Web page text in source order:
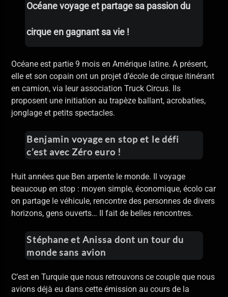
Océane voyage et partage sa passion du
cirque en gagnant sa vie !
Océane est partie 9 mois en Amérique latine. A présent,
elle et son copain ont un projet d’école de cirque itinérant
en camion, via leur association Truck Circus. Ils
proposent une initiation au trapèze ballant, acrobaties,
jonglage et petits spectacles.
Benjamin voyage en stop et le défi
c’est avec Zéro euro !
Huit années que Ben arpente le monde. Il voyage
beaucoup en stop : moyen simple, économique, écolo car
on partage le véhicule, rencontre des personnes de divers
horizons, gens ouverts… Il fait de belles rencontres.
Stéphane et Anissa dont un tour du
monde sans avion
C’est en Turquie que nous retrouvons ce couple que nous
avions déjà eu dans cette émission au cours de la